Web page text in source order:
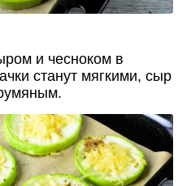
и чесноком в
станут мягкими, сыр